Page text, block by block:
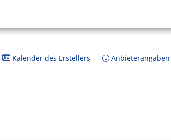
Kalender des Erstellers Anbieterangaben